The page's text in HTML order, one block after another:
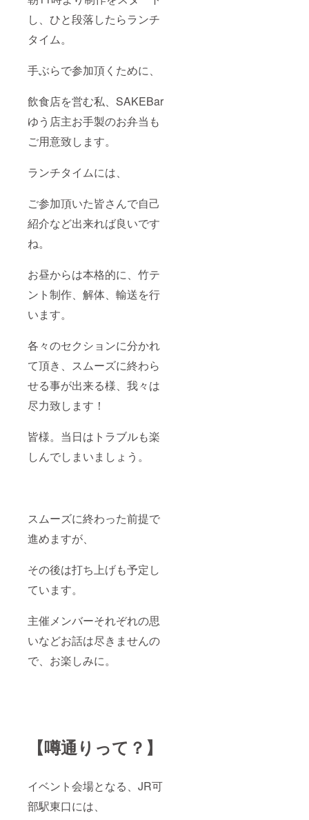
し、ひと段落したらランチ
タイム。
手ぶらで参加頂くために、
飲食店を営む私、SAKEBar
ゆう店主お手製のお弁当も
ご用意致します。
ランチタイムには、
ご参加頂いた皆さんで自己
紹介など出来れば良いです
ね。
お昼からは本格的に、竹テ
ント制作、解体、輸送を行
います。
各々のセクションに分かれ
て頂き、スムーズに終わら
せる事が出来る様、我々は
尽力致します！
皆様。当日はトラブルも楽
しんでしまいましょう。
スムーズに終わった前提で
進めますが、
その後は打ち上げも予定し
ています。
主催メンバーそれぞれの思
いなどお話は尽きませんの
で、お楽しみに。
【噂通りって？】
イベント会場となる、JR可
部駅東口には、